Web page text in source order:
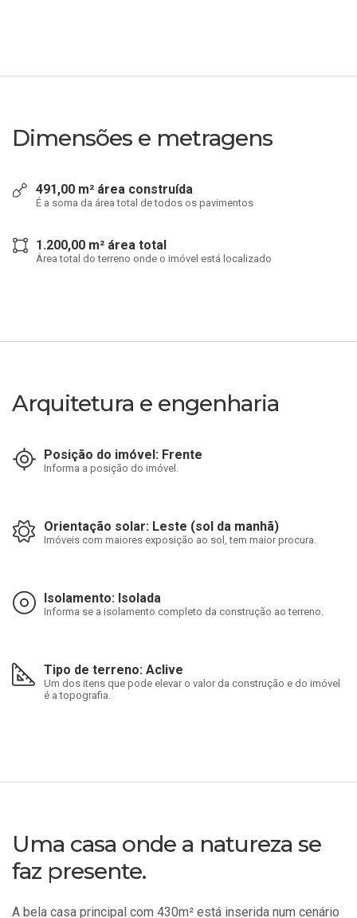
Dimensões e metragens
491,00 m² área construída
É a soma da área total de todos os pavimentos
1.200,00 m² área total
Área total do terreno onde o imóvel está localizado
Arquitetura e engenharia
Posição do imóvel: Frente
Informa a posição do imóvel.
Orientação solar: Leste (sol da manhã)
Imóveis com maiores exposição ao sol, tem maior procura.
Isolamento: Isolada
Informa se a isolamento completo da construção ao terreno.
Tipo de terreno: Aclive
Um dos itens que pode elevar o valor da construção e do imóvel
é a topografia.
Uma casa onde a natureza se
faz presente.
A bela casa principal com 430m² está inserida num cenário